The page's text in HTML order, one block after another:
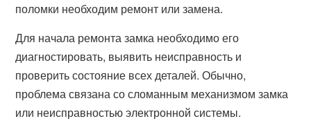
поломки необходим ремонт или замена.
Для начала ремонта замка необходимо его
диагностировать, выявить неисправность и
проверить состояние всех деталей. Обычно,
проблема связана со сломанным механизмом замка
или неисправностью электронной системы.